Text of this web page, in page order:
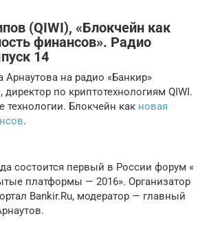
(QIWI), «Блокчейн как
финансов». Радио
14
Арнаутова на радио «Банкир»
по криптотехнологиям QIWI.
Блокчейн как новая
.
состоится первый в России форум «
платформы — 2016». Организатор
Bankir.Ru, модератор — главный